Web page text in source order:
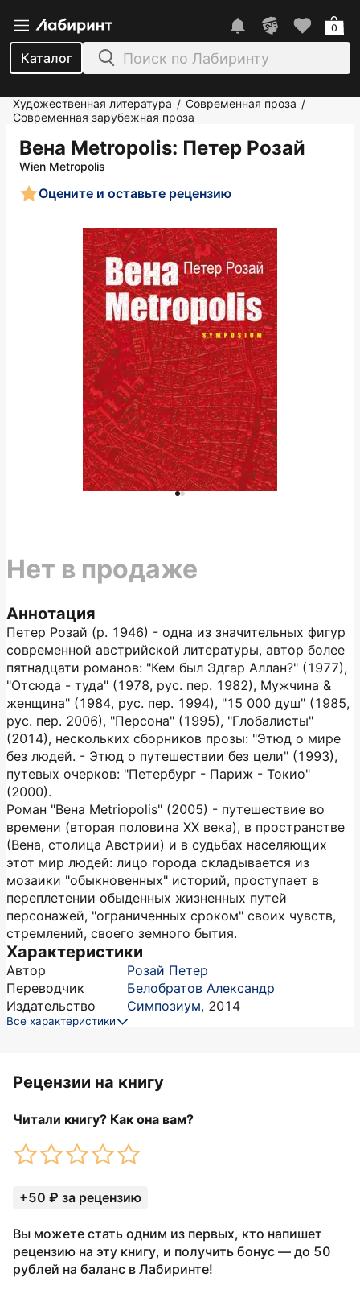
Каталог
0
Художественная литература / Современная проза /
Современная зарубежная проза
Вена Metropolis: Петер Розай
Wien Metropolis
Оцените и оставьте рецензию
Аннотация
Петер Розай (р. 1946) - одна из значительных фигур
современной австрийской литературы, автор более
пятнадцати романов: "Кем был Эдгар Аллан?" (1977),
"Отсюда - туда" (1978, рус. пер. 1982), Мужчина &
женщина" (1984, рус. пер. 1994), "15 000 душ" (1985,
рус. пер. 2006), "Персона" (1995), "Глобалисты"
(2014), нескольких сборников прозы: "Этюд о мире
без людей. - Этюд о путешествии без цели" (1993),
путевых очерков: "Петербург - Париж - Токио"
(2000).
Роман "Вена Metriopolis" (2005) - путешествие во
времени (вторая половина ХХ века), в пространстве
(Вена, столица Австрии) и в судьбах населяющих
этот мир людей: лицо города складывается из
мозаики "обыкновенных" историй, проступает в
переплетении обыденных жизненных путей
персонажей, "ограниченных сроком" своих чувств,
стремлений, своего земного бытия.
Характеристики
Автор
Розай Петер
Переводчик
Белобратов Александр
Издательство
Симпозиум, 2014
Все характеристики
Нет в продаже
Рецензии на книгу
Читали книгу? Как она вам?
+50 ₽ за рецензию
Вы можете стать одним из первых, кто напишет
рецензию на эту книгу, и получить бонус — до 50
рублей на баланс в Лабиринте!